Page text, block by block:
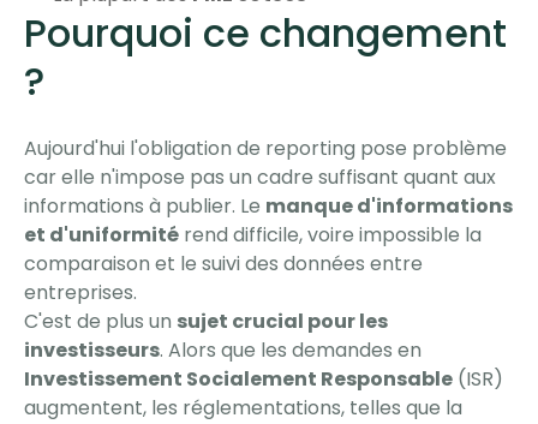
Pourquoi ce changement
?
Aujourd'hui l'obligation de reporting pose problème
car elle n'impose pas un cadre suffisant quant aux
informations à publier. Le manque d'informations
et d'uniformité rend difficile, voire impossible la
comparaison et le suivi des données entre
entreprises.
C'est de plus un sujet crucial pour les
investisseurs. Alors que les demandes en
Investissement Socialement Responsable (ISR)
augmentent, les réglementations, telles que la